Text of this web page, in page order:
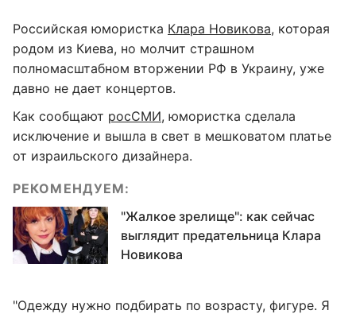
Российская юмористка Клара Новикова, которая
родом из Киева, но молчит страшном
полномасштабном вторжении РФ в Украину, уже
давно не дает концертов.
Как сообщают росСМИ, юмористка сделала
исключение и вышла в свет в мешковатом платье
от израильского дизайнера.
РЕКОМЕНДУЕМ:
"Жалкое зрелище": как сейчас
выглядит предательница Клара
Новикова
"Одежду нужно подбирать по возрасту, фигуре. Я